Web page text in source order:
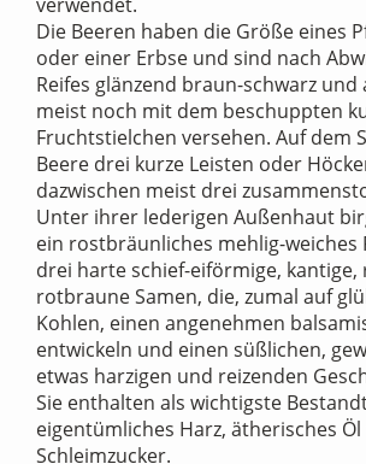
Die Beeren haben die Größe eines
oder einer Erbse und sind nach
Reifes glänzend braun-schwarz
meist noch mit dem beschuppten
Fruchtstielchen versehen. Auf dem
Beere drei kurze Leisten oder
dazwischen meist drei
Unter ihrer lederigen Außenhaut
ein rostbräunliches mehlig-weiches
drei harte schief-eiförmige, kantige,
rotbraune Samen, die, zumal auf
Kohlen, einen angenehmen
entwickeln und einen süßlichen,
etwas harzigen und reizenden
Sie enthalten als wichtigste
eigentümliches Harz, ätherisches
Schleimzucker.